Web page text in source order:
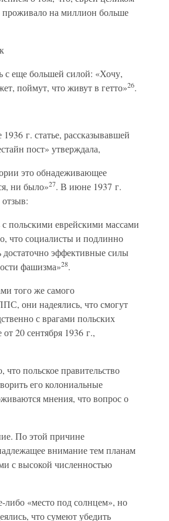
на миллион больше
с еще большей силой: «Хочу,
поймут, что живут в гетто»26.
г. статье, рассказывавшей
пост» утверждала,
это обнадеживающее
ни было»27. В июне 1937 г.
польскими еврейскими массами
что социалисты и подлинно
эффективные силы
фашизма»28.
того же самого
они надеялись, что смогут
с врагами польских
20 сентября 1936 г.,
польское правительство
его колониальные
мнения, что вопрос о
По этой причине
внимание тем планам
с высокой численностью
либо «место под солнцем», но
что сумеют убедить